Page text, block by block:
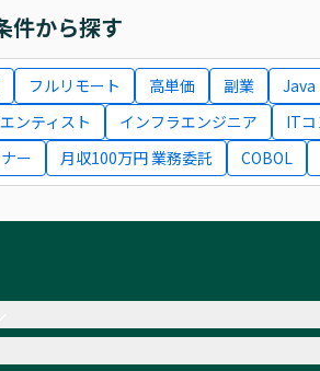
件から探す
フルリモート 高単価 副業
Java
ンティスト
インフラエンジニア
IT
ー
月収100万円 業務委託 COBOL